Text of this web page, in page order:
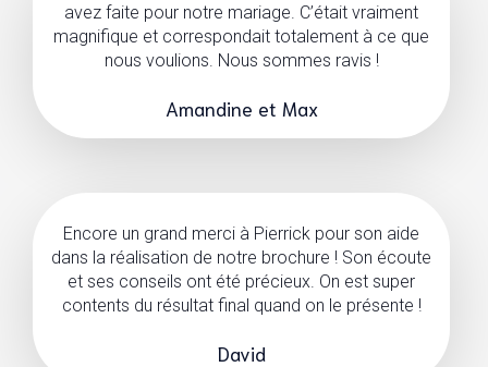
avez faite pour notre mariage. C’était vraiment
magnifique et correspondait totalement à ce que
nous voulions. Nous sommes ravis !
Amandine et Max
Encore un grand merci à Pierrick pour son aide
dans la réalisation de notre brochure ! Son écoute
et ses conseils ont été précieux. On est super
contents du résultat final quand on le présente !
David